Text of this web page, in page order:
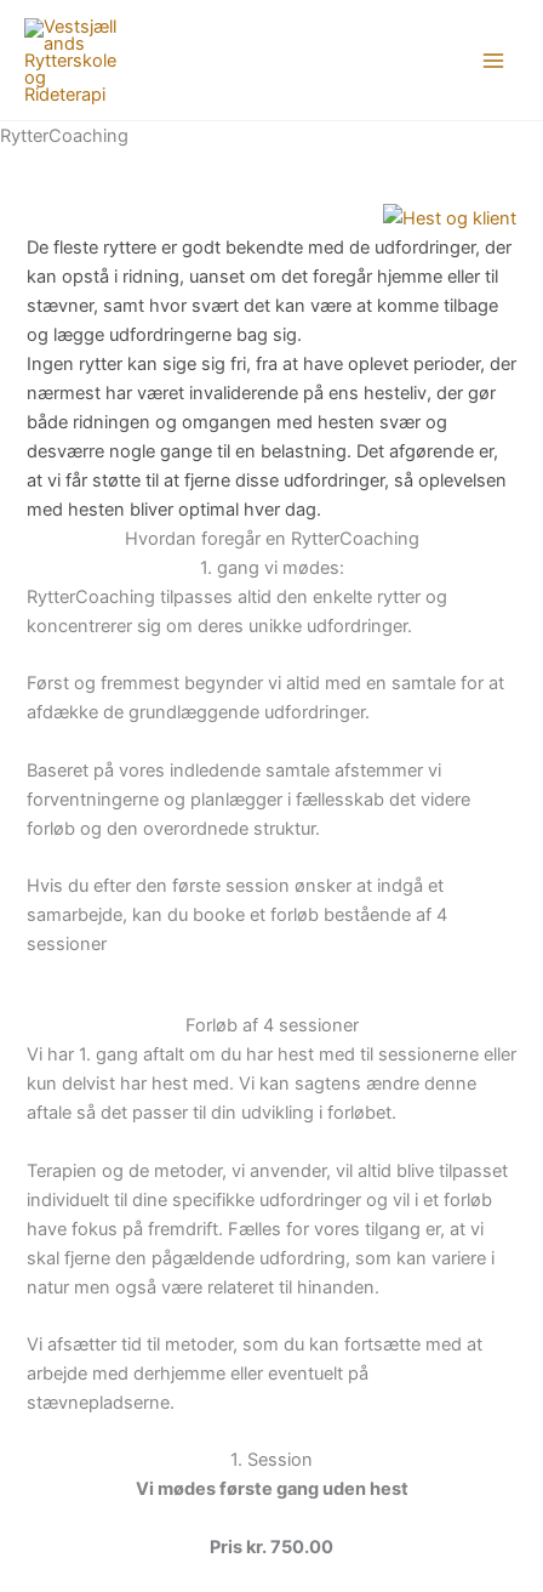
indholdet
RytterCoaching
De fleste ryttere er godt bekendte med de udfordringer, der
kan opstå i ridning, uanset om det foregår hjemme eller til
stævner, samt hvor svært det kan være at komme tilbage
og lægge udfordringerne bag sig.
Ingen rytter kan sige sig fri, fra at have oplevet perioder, der
nærmest har været invaliderende på ens hesteliv, der gør
både ridningen og omgangen med hesten svær og
desværre nogle gange til en belastning. Det afgørende er,
at vi får støtte til at fjerne disse udfordringer, så oplevelsen
med hesten bliver optimal hver dag.
Hvordan foregår en RytterCoaching
1. gang vi mødes:
RytterCoaching tilpasses altid den enkelte rytter og
koncentrerer sig om deres unikke udfordringer.
Først og fremmest begynder vi altid med en samtale for at
afdække de grundlæggende udfordringer.
Baseret på vores indledende samtale afstemmer vi
forventningerne og planlægger i fællesskab det videre
forløb og den overordnede struktur.
Hvis du efter den første session ønsker at indgå et
samarbejde, kan du booke et forløb bestående af 4
sessioner
Forløb af 4 sessioner
Vi har 1. gang aftalt om du har hest med til sessionerne eller
kun delvist har hest med. Vi kan sagtens ændre denne
aftale så det passer til din udvikling i forløbet.
Terapien og de metoder, vi anvender, vil altid blive tilpasset
individuelt til dine specifikke udfordringer og vil i et forløb
have fokus på fremdrift. Fælles for vores tilgang er, at vi
skal fjerne den pågældende udfordring, som kan variere i
natur men også være relateret til hinanden.
Vi afsætter tid til metoder, som du kan fortsætte med at
arbejde med derhjemme eller eventuelt på
stævnepladserne.
1. Session
Vi mødes første gang uden hest
Pris kr. 750.00